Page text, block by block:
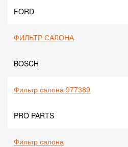
FORD
ФИЛЬТР САЛОНА
BOSCH
Фильтр салона 977389
PRO PARTS
Фильтр салона